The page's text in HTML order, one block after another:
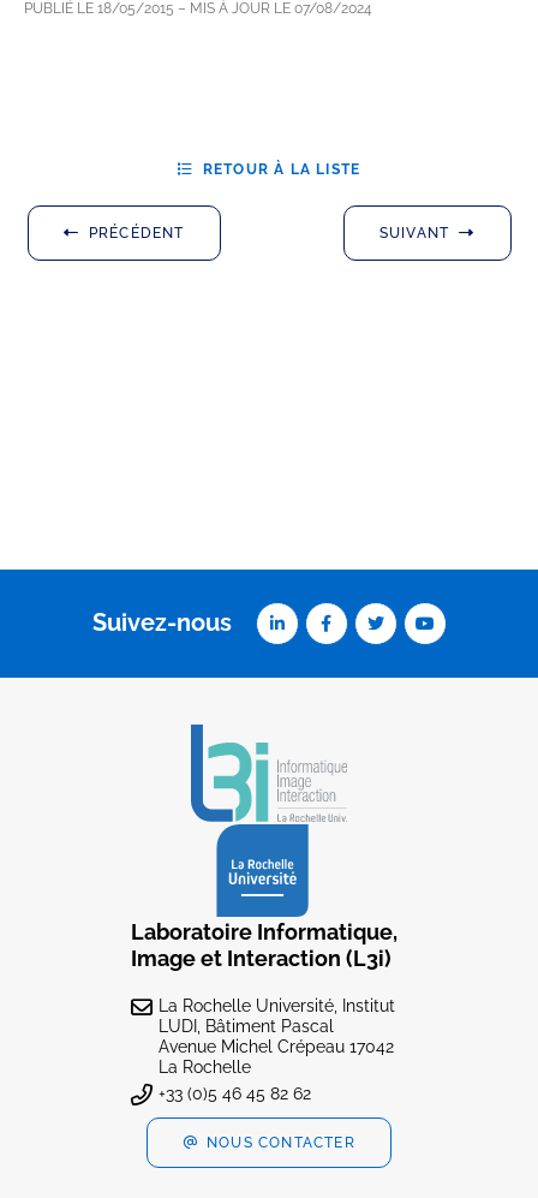
PUBLIÉ LE 18/05/2015 – MIS À JOUR LE 07/08/2024
PRÉCÉDENT
RETOUR À LA LISTE
SUIVANT
Suivez-nous
Laboratoire Informatique,
Image et Interaction (L3i)
La Rochelle Université, Institut
LUDI, Bâtiment Pascal
Avenue Michel Crépeau 17042
La Rochelle
+33 (0)5 46 45 82 62
NOUS CONTACTER